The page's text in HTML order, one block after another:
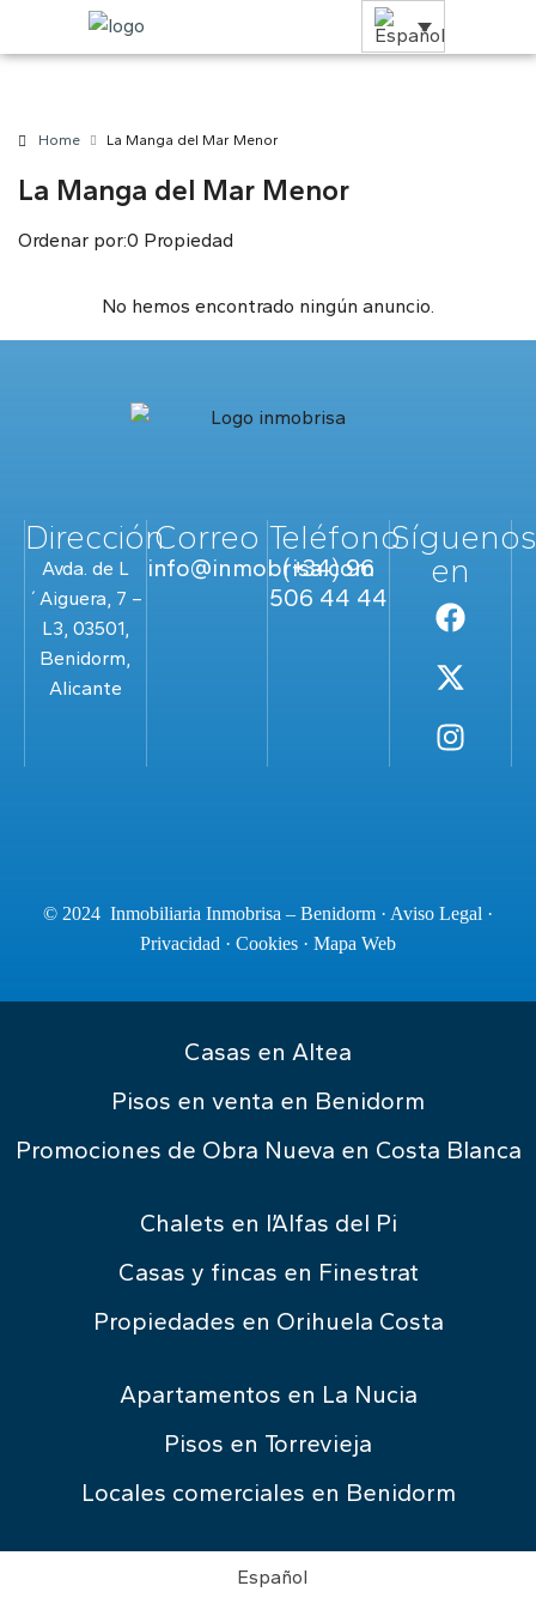
Home La Manga del Mar Menor
La Manga del Mar Menor
0 Propiedad
Ordenar por:
No hemos encontrado ningún anuncio.
Dirección
Avda. de L
´Aiguera, 7 –
L3, 03501,
Benidorm,
Alicante
Correo
info@inmobrisa.com
Teléfono
(+34) 96
506 44 44
en
© 2024 Inmobiliaria Inmobrisa – Benidorm · Aviso Legal ·
Privacidad · Cookies · Mapa Web
Casas en Altea
Pisos en venta en Benidorm
Promociones de Obra Nueva en Costa Blanca
Chalets en l’Alfas del Pi
Casas y fincas en Finestrat
Propiedades en Orihuela Costa
Apartamentos en La Nucia
Pisos en Torrevieja
Locales comerciales en Benidorm
Español